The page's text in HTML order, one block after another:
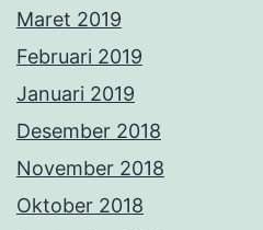
Maret 2019
Februari 2019
Januari 2019
Desember 2018
November 2018
Oktober 2018